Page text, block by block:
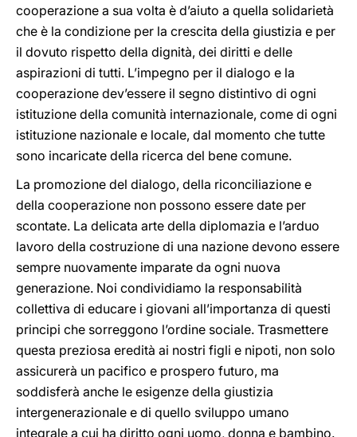
cooperazione a sua volta è d’aiuto a quella solidarietà
che è la condizione per la crescita della giustizia e per
il dovuto rispetto della dignità, dei diritti e delle
aspirazioni di tutti. L’impegno per il dialogo e la
cooperazione dev’essere il segno distintivo di ogni
istituzione della comunità internazionale, come di ogni
istituzione nazionale e locale, dal momento che tutte
sono incaricate della ricerca del bene comune.
La promozione del dialogo, della riconciliazione e
della cooperazione non possono essere date per
scontate. La delicata arte della diplomazia e l’arduo
lavoro della costruzione di una nazione devono essere
sempre nuovamente imparate da ogni nuova
generazione. Noi condividiamo la responsabilità
collettiva di educare i giovani all’importanza di questi
principi che sorreggono l’ordine sociale. Trasmettere
questa preziosa eredità ai nostri figli e nipoti, non solo
assicurerà un pacifico e prospero futuro, ma
soddisferà anche le esigenze della giustizia
intergenerazionale e di quello sviluppo umano
integrale a cui ha diritto ogni uomo, donna e bambino.